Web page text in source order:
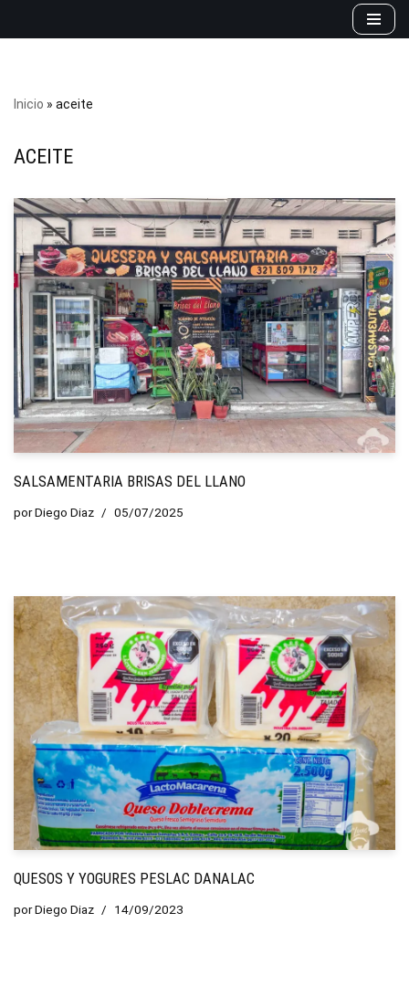
Inicio » aceite
ACEITE
SALSAMENTARIA BRISAS DEL LLANO
porDiego Diaz 05/07/2025
QUESOS Y YOGURES PESLAC DANALAC
porDiego Diaz 14/09/2023